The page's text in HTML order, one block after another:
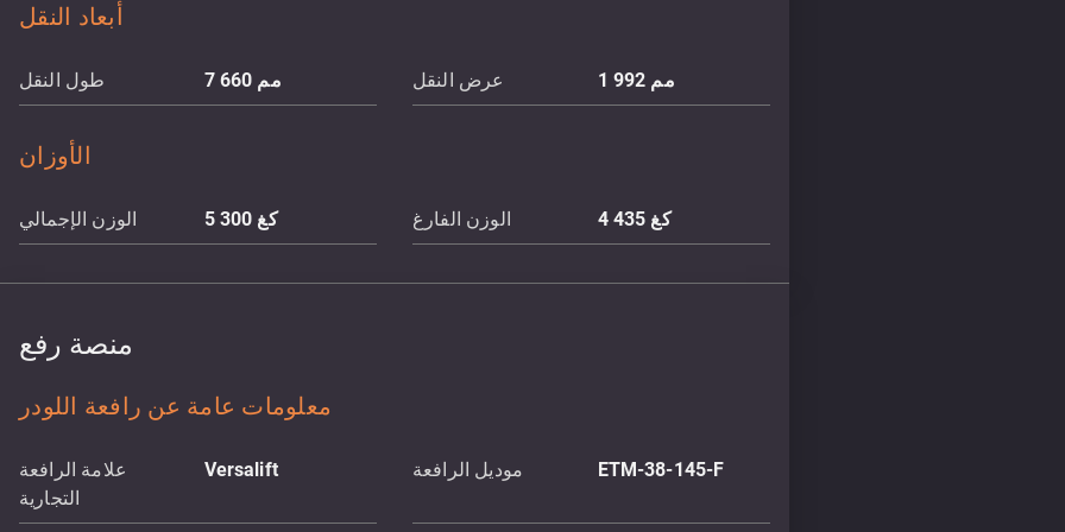
أبعاد النقل
طول النقل 7 660 مم عرض النقل 1 992 مم
الأوزان
الوزن الإجمالي 5 300 كغ الوزن الفارغ 4 435 كغ
منصة رفع
معلومات عامة عن رافعة اللودر
علامة الرافعة
التجارية
Versalift موديل الرافعة ETM-38-145-F